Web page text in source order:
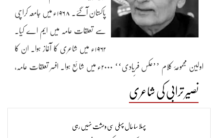
پاکستان آگئے۔ ۱۹۶۸ء میں جامعہ کراچی
سے تعلقات عامہ میں ایم اے کیا۔
۱۹۶۲ء میں شاعری کا آغاز ہوا۔ ان کا
اولین مجموعۂ کلام ’’عکس فریادی‘‘ ۲۰۰۰ء میں شائع ہوا۔ افسر تعلقات عامہ،
ایسٹرن فیڈرل یونین انشورنس کمپنی میں ملازم رہے۔ کراچی میں قیام پذیر ہیں۔
بحوالۂ:پیمانۂ غزل(جلد دوم)،محمد شمس الحق،صفحہ:379
نصیر ترابی کی شاعری
پہلا سا حال پہلی سی وحشت نہیں رہی​